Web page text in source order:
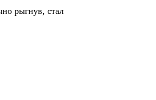
рыгнув, стал